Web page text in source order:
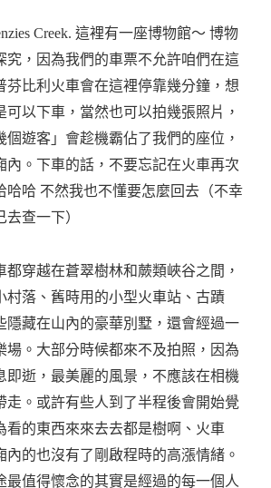
Creek. 這裡有一座博物館～ 博物
究，因為我們的車票不允許咱們在這
芬比利火車會在這裡停靠幾分鐘，想
可以下車，當然也可以拍幾張照片，
個遊客」會趁機霸佔了我們的座位，
內。下車的話，不要忘記在火車再次
哈哈 不然我也不懂要怎麼回去（不幸
查一下）
都穿越在蒼翠樹林和蕨類峽谷之間，
村落、舊時用的小型火車站、古蹟
隱藏在山內的豪華別墅，還會經過一
場。大部分時候都來不及拍照，因為
即逝，最美麗的風景，不應該在相機
走。或許有些人到了半程後會開始覺
看的東西來來去去都是樹啊、火車
內的也沒有了剛啟程時的高漲情緒。
最值得懷念的其實是經過的每一個人